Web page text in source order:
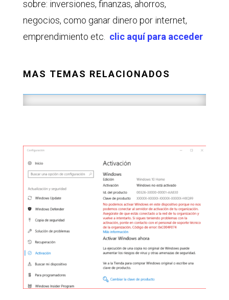
sobre: inversiones, finanzas, ahorros,
negocios, como ganar dinero por internet,
emprendimiento etc. clic aquí para acceder
MAS TEMAS RELACIONADOS